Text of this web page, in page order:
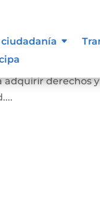
casada. En él
adquirir derechos